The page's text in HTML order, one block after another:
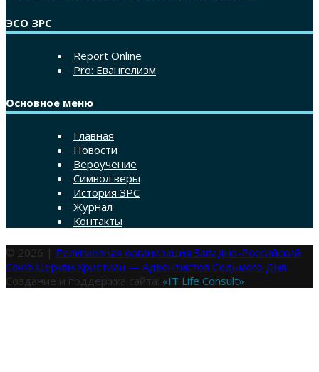
ЭСО ЗРС
Report Online
Pro: Евангелизм
Основное меню
Главная
Новости
Вероучение
Символ веры
История ЗРС
Журнал
Контакты
© 2026 | Религиозная организация Западно-Российский
Союз Церкви Христиан — Адвентистов Седьмого Дня
Создание и поддержка сайта: «IT Life Consult»